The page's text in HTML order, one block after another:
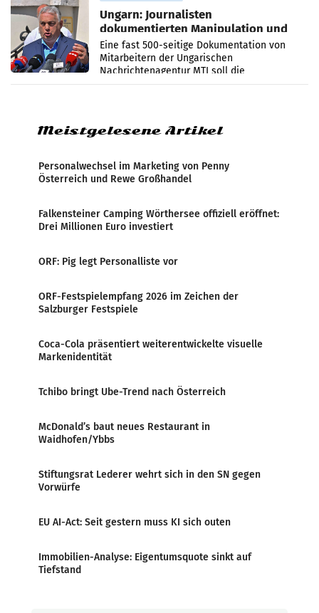
Ungarn: Journalisten
dokumentierten Manipulation und
Zensur
Eine fast 500-seitige Dokumentation von
Mitarbeitern der Ungarischen
Nachrichtenagentur MTI soll die
systematische Nachrichten-Manipulation und
Meistgelesene Artikel
Personalwechsel im Marketing von Penny
Österreich und Rewe Großhandel
Falkensteiner Camping Wörthersee offiziell eröffnet:
Drei Millionen Euro investiert
ORF: Pig legt Personalliste vor
ORF-Festspielempfang 2026 im Zeichen der
Salzburger Festspiele
Coca-Cola präsentiert weiterentwickelte visuelle
Markenidentität
Tchibo bringt Ube-Trend nach Österreich
McDonald’s baut neues Restaurant in
Waidhofen/Ybbs
Stiftungsrat Lederer wehrt sich in den SN gegen
Vorwürfe
EU AI-Act: Seit gestern muss KI sich outen
Immobilien-Analyse: Eigentumsquote sinkt auf
Tiefstand